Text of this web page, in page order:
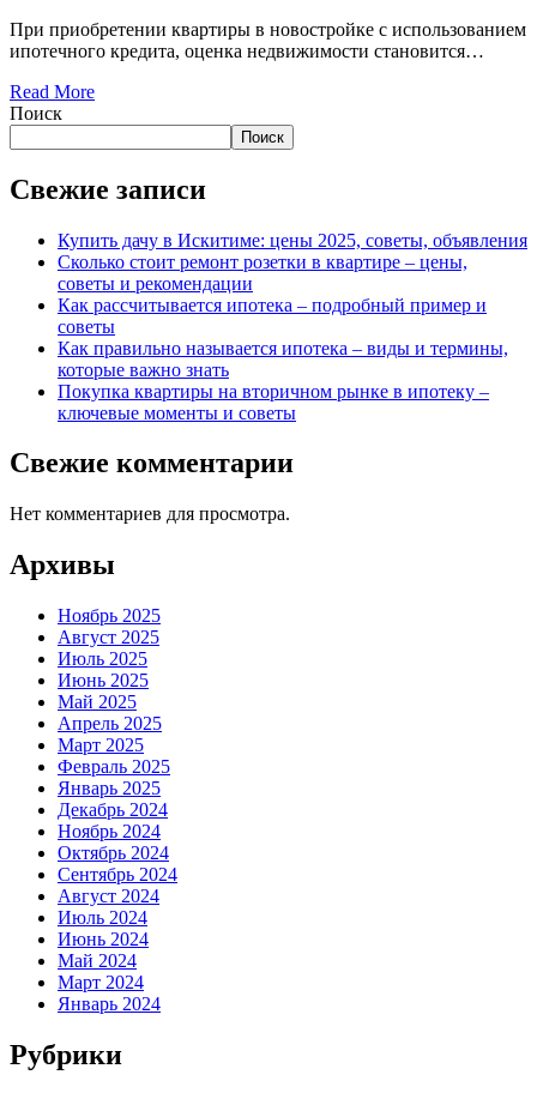
При приобретении квартиры в новостройке с использованием
ипотечного кредита, оценка недвижимости становится…
Read More
Поиск
Поиск
Свежие записи
Купить дачу в Искитиме: цены 2025, советы, объявления
Сколько стоит ремонт розетки в квартире – цены,
советы и рекомендации
Как рассчитывается ипотека – подробный пример и
советы
Как правильно называется ипотека – виды и термины,
которые важно знать
Покупка квартиры на вторичном рынке в ипотеку –
ключевые моменты и советы
Свежие комментарии
Нет комментариев для просмотра.
Архивы
Ноябрь 2025
Август 2025
Июль 2025
Июнь 2025
Май 2025
Апрель 2025
Март 2025
Февраль 2025
Январь 2025
Декабрь 2024
Ноябрь 2024
Октябрь 2024
Сентябрь 2024
Август 2024
Июль 2024
Июнь 2024
Май 2024
Март 2024
Январь 2024
Рубрики